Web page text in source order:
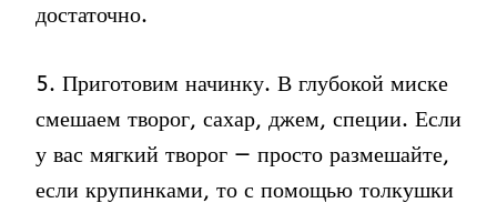
достаточно.
5. Приготовим начинку. В глубокой миске
смешаем творог, сахар, джем, специи. Если
у вас мягкий творог — просто размешайте,
если крупинками, то с помощью толкушки